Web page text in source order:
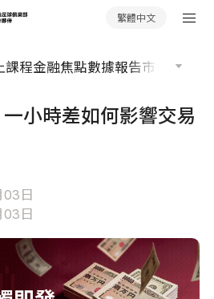
繁體中文
課程金融焦點數據報告市場分析
小時差如何影響交易
03日
03日